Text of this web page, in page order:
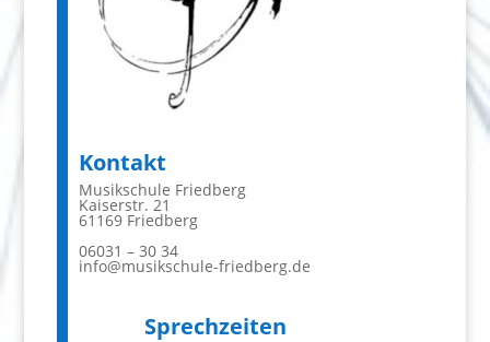
Kontakt
Musikschule Friedberg
Kaiserstr. 21
61169 Friedberg
06031 – 30 34
info@musikschule-friedberg.de
Sprechzeiten